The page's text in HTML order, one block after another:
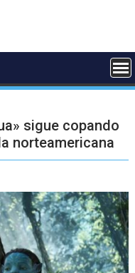
sigue copando
norteamericana